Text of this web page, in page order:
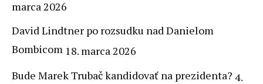
marca 2026
David Lindtner po rozsudku nad Danielom
Bombicom 18. marca 2026
Bude Marek Trubač kandidovať na prezidenta? 4.